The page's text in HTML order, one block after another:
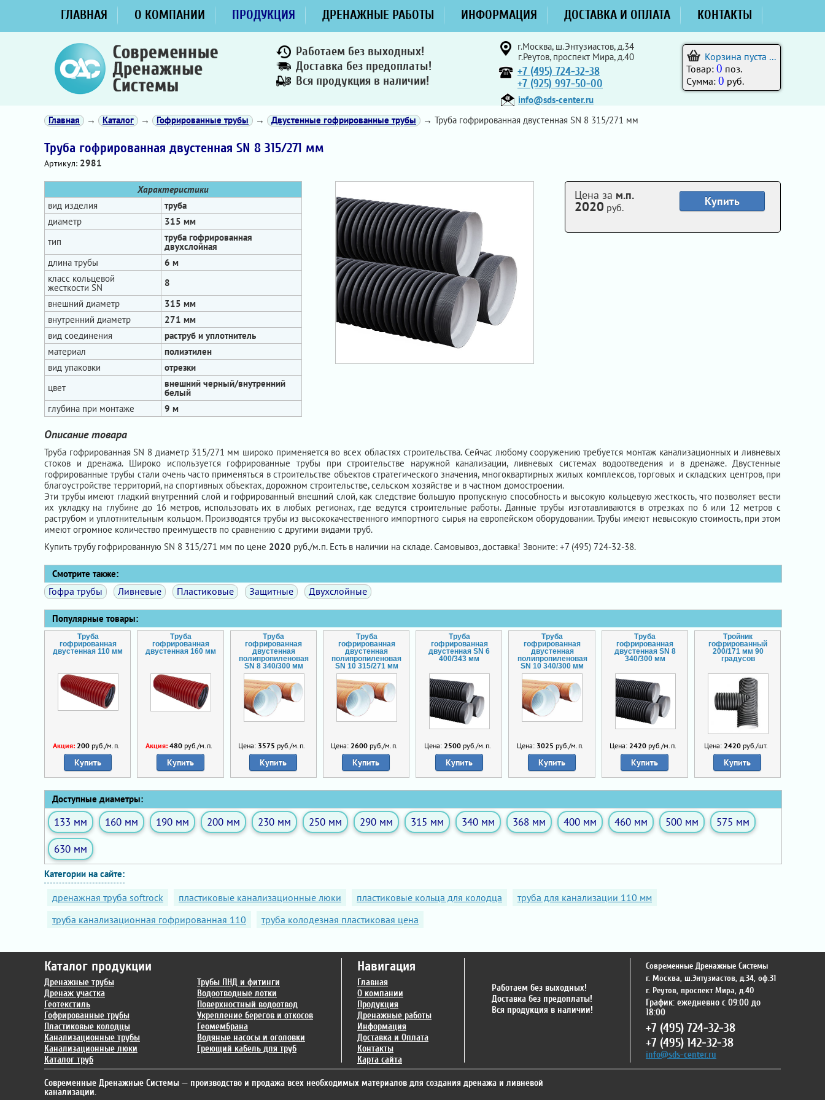
ГЛАВНАЯ О КОМПАНИИ ПРОДУКЦИЯ ДРЕНАЖНЫЕ РАБОТЫ ИНФОРМАЦИЯ ДОСТАВКА И ОПЛАТА КОНТАКТЫ
Работаем без выходных!
Доставка без предоплаты!
Вся продукция в наличии!
г.Москва, ш.Энтузиастов, д.34
г.Реутов, проспект Мира, д.40
+7 (495) 724-32-38
+7 (925) 997-50-00
info@sds-center.ru
Корзина пуста ...
Товар: 0 поз.
Сумма: 0 руб.
Главная → Каталог → Гофрированные трубы → Двустенные гофрированные трубы → Труба гофрированная двустенная SN 8 315/271 мм
Труба гофрированная двустенная SN 8 315/271 мм
Артикул: 2981
Характеристики
вид изделия
труба
диаметр
315 мм
тип
труба гофрированная
двухслойная
длина трубы
6 м
класс кольцевой
жесткости SN
8
внешний диаметр
315 мм
внутренний диаметр
271 мм
вид соединения
раструб и уплотнитель
материал
полиэтилен
вид упаковки
отрезки
цвет
внешний черный/внутренний
белый
глубина при монтаже
9 м
Купить
Цена за м.п.
2020 руб.
Описание товара
Труба гофрированная SN 8 диаметр 315/271 мм широко применяется во всех областях строительства. Сейчас любому сооружению требуется монтаж канализационных и ливневых
стоков и дренажа. Широко используется гофрированные трубы при строительстве наружной канализации, ливневых системах водоотведения и в дренаже. Двустенные
гофрированные трубы стали очень часто применяться в строительстве объектов стратегического значения, многоквартирных жилых комплексов, торговых и складских центров, при
благоустройстве территорий, на спортивных объектах, дорожном строительстве, сельском хозяйстве и в частном домостроении.
Эти трубы имеют гладкий внутренний слой и гофрированный внешний слой, как следствие большую пропускную способность и высокую кольцевую жесткость, что позволяет вести
их укладку на глубине до 16 метров, использовать их в любых регионах, где ведутся строительные работы. Данные трубы изготавливаются в отрезках по 6 или 12 метров с
раструбом и уплотнительным кольцом. Производятся трубы из высококачественного импортного сырья на европейском оборудовании. Трубы имеют невысокую стоимость, при этом
имеют огромное количество преимуществ по сравнению с другими видами труб.
Купить трубу гофрированную SN 8 315/271 мм по цене 2020 руб./м.п. Есть в наличии на складе. Самовывоз, доставка! Звоните: +7 (495) 724-32-38.
Смотрите также:
Гофра трубы Ливневые Пластиковые Защитные Двухслойные
Популярные товары:
Труба
гофрированная
двустенная 110 мм
Акция: 200руб./м.п.
Купить
Труба
гофрированная
двустенная 160 мм
Акция: 480руб./м.п.
Купить
Труба
гофрированная
двустенная
полипропиленовая
SN 8 340/300 мм
Цена: 3575 руб./м.п.
Купить
Труба
гофрированная
двустенная
полипропиленовая
SN 10 315/271 мм
Цена:2600 руб./м.п.
Купить
Труба
гофрированная
двустенная SN 6
400/343 мм
Цена: 2500руб./м.п.
Купить
Труба
гофрированная
двустенная
полипропиленовая
SN 10 340/300 мм
Цена: 3025 руб./м.п.
Купить
Труба
гофрированная
двустенная SN 8
340/300 мм
Цена:2420 руб./м.п.
Купить
Тройник
гофрированный
200/171 мм 90
градусов
Цена: 2420руб./шт.
Купить
Доступные диаметры:
133 мм 160 мм 190 мм 200 мм 230 мм 250 мм 290 мм 315 мм 340 мм 368 мм 400 мм 460 мм 500 мм
575 мм
630 мм
Категории на сайте:
дренажная труба softrock пластиковые канализационные люки пластиковые кольца для колодца
труба для канализации 110 мм
труба канализационная гофрированная 110
труба колодезная пластиковая цена
Каталог продукции
Дренажные трубы
Дренаж участка
Геотекстиль
Гофрированные трубы
Пластиковые колодцы
Канализационные трубы
Канализационные люки
Каталог труб
Трубы ПНД и фитинги
Водоотводные лотки
Поверхностный водоотвод
Укрепление берегов и откосов
Геомембрана
Водяные насосы и оголовки
Греющий кабель для труб
Навигация
Главная
О компании
Продукция
Дренажные работы
Информация
Доставка и Оплата
Контакты
Карта сайта
Работаем без выходных!
Доставка без предоплаты!
Вся продукция в наличии!
Современные Дренажные Системы
г. Москва, ш.Энтузиастов, д.34, оф.31
г. Реутов, проспект Мира, д.40
График: ежедневно с 09:00 до
18:00
+7 (495) 724-32-38
+7 (495) 142-32-38
info@sds-center.ru
Современные Дренажные Системы — производство и продажа всех необходимых материалов для создания дренажа и ливневой
канализации.